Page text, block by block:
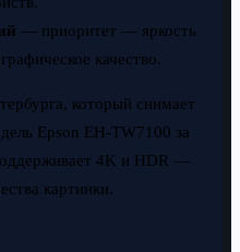
— приоритет — яркость
качество.
который снимает
Epson EH-TW7100 за
4K и HDR —
картинки.